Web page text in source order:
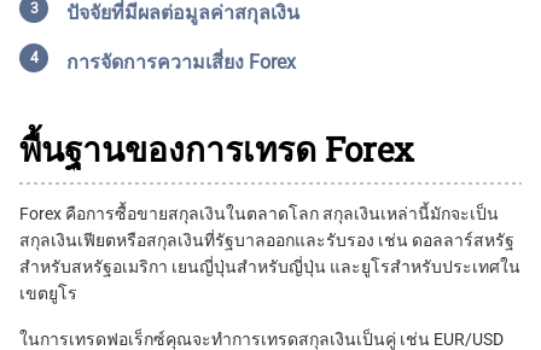
ปัจจัยที่มีผลต่อมูลค่าสกุลเงิน
การจัดการความเสี่ยง Forex
พื้นฐานของการเทรด Forex
Forex คือการซื้อขายสกุลเงินในตลาดโลก สกุลเงินเหล่านี้มักจะเป็น
สกุลเงินเฟียตหรือสกุลเงินที่รัฐบาลออกและรับรอง เช่น ดอลลาร์สหรัฐ
สำหรับสหรัฐอเมริกา เยนญี่ปุ่นสำหรับญี่ปุ่น และยูโรสำหรับประเทศใน
เขตยูโร
ในการเทรดฟอเร็กซ์คุณจะทำการเทรดสกุลเงินเป็นคู่ เช่น EUR/USD